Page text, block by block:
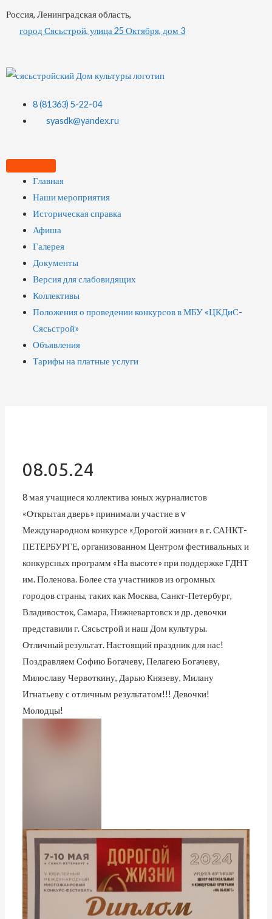
Россия, Ленинградская область,
город Сясьстрой, улица 25 Октября, дом 3
8 (81363) 5-22-04
syasdk@yandex.ru
Главная
Наши мероприятия
Историческая справка
Афиша
Галерея
Документы
Версия для слабовидящих
Коллективы
Положения о проведении конкурсов в МБУ «ЦКДиС-
Сясьстрой»
Объявления
Тарифы на платные услуги
08.05.24
8 мая учащиеся коллектива юных журналистов
«Открытая дверь» принимали участие в v
Международном конкурсе «Дорогой жизни» в г. САНКТ-
ПЕТЕРБУРГЕ, организованном Центром фестивальных и
конкурсных программ «На высоте» при поддержке ГДНТ
им. Поленова. Более ста участников из огромных
городов страны, таких как Москва, Санкт-Петербург,
Владивосток, Самара, Нижневартовск и др. девочки
представили г. Сясьстрой и наш Дом культуры.
Отличный результат. Настоящий праздник для нас!
Поздравляем Софию Богачеву, Пелагею Богачеву,
Милославу Червоткину, Дарью Князеву, Милану
Игнатьеву с отличным результатом!!! Девочки!
Молодцы!